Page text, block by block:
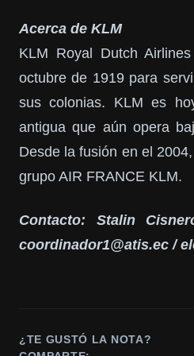
Acerca de KLM
KLM Royal Dutch
octubre de 1919 para
sus colonias. KLM es
antigua que aún opera
Desde la fusión en el
grupo AIR FRANCE KLM.
Contacto: Stalin
coordinador1@atis.ec /
¿TE GUSTÓ LA NOTA?